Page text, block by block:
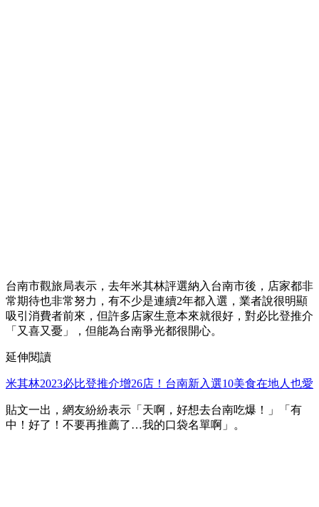
台南市觀旅局表示，去年米其林評選納入台南市後，店家都非
常期待也非常努力，有不少是連續2年都入選，業者說很明顯
吸引消費者前來，但許多店家生意本來就很好，對必比登推介
「又喜又憂」，但能為台南爭光都很開心。
延伸閱讀
米其林2023必比登推介增26店！台南新入選10美食在地人也愛
貼文一出，網友紛紛表示「天啊，好想去台南吃爆！」「有
中！好了！不要再推薦了…我的口袋名單啊」。